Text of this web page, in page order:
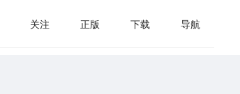
关注 正版 下载 导航